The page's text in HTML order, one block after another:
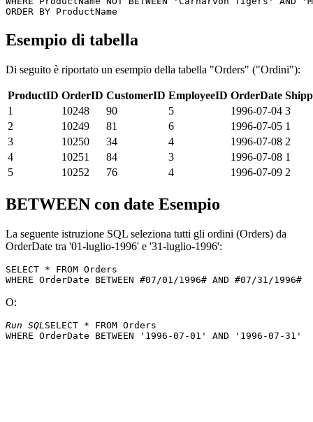
Esempio di tabella
Di seguito è riportato un esempio della tabella "Orders" ("Ordini"):
ProductID OrderID CustomerID EmployeeID OrderDate
1
10248 90 5 1996-07-04 3
2
10249 81 6 1996-07-05 1
3
10250 34 4 1996-07-08 2
4
10251 84 3 1996-07-08 1
5
10252 76 4 1996-07-09 2
BETWEEN con date Esempio
La seguente istruzione SQL seleziona tutti gli ordini (Orders) da
OrderDate tra '01-luglio-1996' e '31-luglio-1996':
SELECT * FROM Orders
O:
Run SQLSELECT * FROM Orders